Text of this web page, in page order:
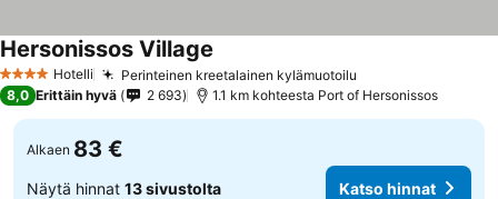
4 Tähtiluokitus
Hotelli Perinteinen kreetalainen kylämuotoilu
Hersonissos Village
8,0 Erittäin hyvä 2 693 1.1 km kohteesta Port of Hersonissos
Alkaen 83 €
Näytä hinnat 13 sivustolta Katso hinnat